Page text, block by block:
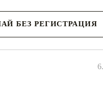
БЕЗ РЕГИСТРАЦИЯ